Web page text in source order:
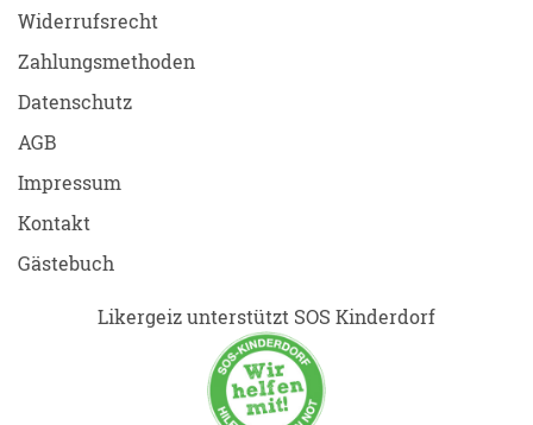
Widerrufsrecht
Zahlungsmethoden
Datenschutz
AGB
Impressum
Kontakt
Gästebuch
Likergeiz unterstützt SOS Kinderdorf